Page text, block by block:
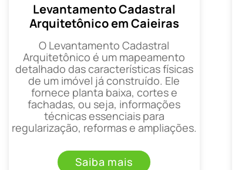
Levantamento Cadastral
Arquitetônico em Caieiras
O Levantamento Cadastral
Arquitetônico é um mapeamento
detalhado das características físicas
de um imóvel já construído. Ele
fornece planta baixa, cortes e
fachadas, ou seja, informações
técnicas essenciais para
regularização, reformas e ampliações.
Saiba mais